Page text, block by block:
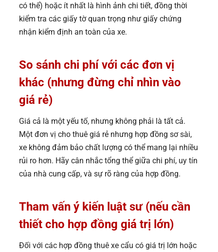
có thể) hoặc ít nhất là hình ảnh chi tiết, đồng thời
kiểm tra các giấy tờ quan trọng như giấy chứng
nhận kiểm định an toàn của xe.
So sánh chi phí với các đơn vị
khác (nhưng đừng chỉ nhìn vào
giá rẻ)
Giá cả là một yếu tố, nhưng không phải là tất cả.
Một đơn vị cho thuê giá rẻ nhưng hợp đồng sơ sài,
xe không đảm bảo chất lượng có thể mang lại nhiều
rủi ro hơn. Hãy cân nhắc tổng thể giữa chi phí, uy tín
của nhà cung cấp, và sự rõ ràng của hợp đồng.
Tham vấn ý kiến luật sư (nếu cần
thiết cho hợp đồng giá trị lớn)
Đối với các hợp đồng thuê xe cẩu có giá trị lớn hoặc